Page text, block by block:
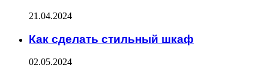
21.04.2024
Как сделать стильный шкаф
02.05.2024